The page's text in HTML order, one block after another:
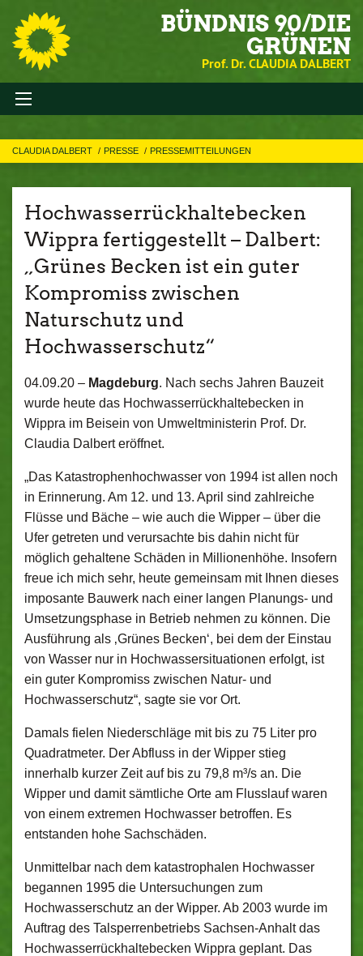
BÜNDNIS 90/DIE
GRÜNEN
Prof. Dr. CLAUDIA DALBERT
CLAUDIA DALBERT PRESSE PRESSEMITTEILUNGEN
Hochwasserrückhaltebecken
Wippra fertiggestellt – Dalbert:
„Grünes Becken ist ein guter
Kompromiss zwischen
Naturschutz und
Hochwasserschutz“
04.09.20 – Magdeburg. Nach sechs Jahren Bauzeit
wurde heute das Hochwasserrückhaltebecken in
Wippra im Beisein von Umweltministerin Prof. Dr.
Claudia Dalbert eröffnet.
„Das Katastrophenhochwasser von 1994 ist allen noch
in Erinnerung. Am 12. und 13. April sind zahlreiche
Flüsse und Bäche – wie auch die Wipper – über die
Ufer getreten und verursachte bis dahin nicht für
möglich gehaltene Schäden in Millionenhöhe. Insofern
freue ich mich sehr, heute gemeinsam mit Ihnen dieses
imposante Bauwerk nach einer langen Planungs- und
Umsetzungsphase in Betrieb nehmen zu können. Die
Ausführung als ‚Grünes Becken‘, bei dem der Einstau
von Wasser nur in Hochwassersituationen erfolgt, ist
ein guter Kompromiss zwischen Natur- und
Hochwasserschutz“, sagte sie vor Ort.
Damals fielen Niederschläge mit bis zu 75 Liter pro
Quadratmeter. Der Abfluss in der Wipper stieg
innerhalb kurzer Zeit auf bis zu 79,8 m³/s an. Die
Wipper und damit sämtliche Orte am Flusslauf waren
von einem extremen Hochwasser betroffen. Es
entstanden hohe Sachschäden.
Unmittelbar nach dem katastrophalen Hochwasser
begannen 1995 die Untersuchungen zum
Hochwasserschutz an der Wipper. Ab 2003 wurde im
Auftrag des Talsperrenbetriebs Sachsen-Anhalt das
Hochwasserrückhaltebecken Wippra geplant. Das